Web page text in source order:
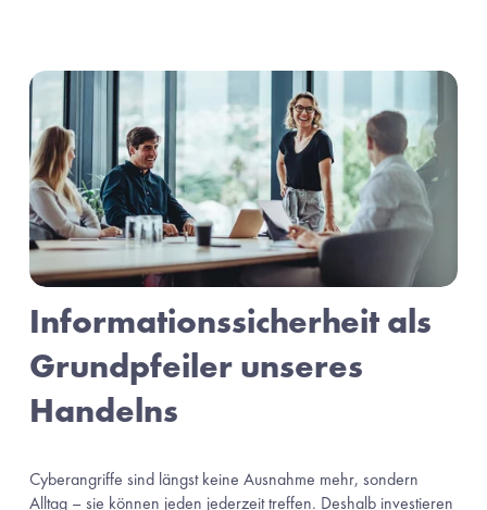
Informationssicherheit als
Grundpfeiler unseres
Handelns
Cyberangriffe sind längst keine Ausnahme mehr, sondern
Alltag – sie können jeden jederzeit treffen. Deshalb investieren